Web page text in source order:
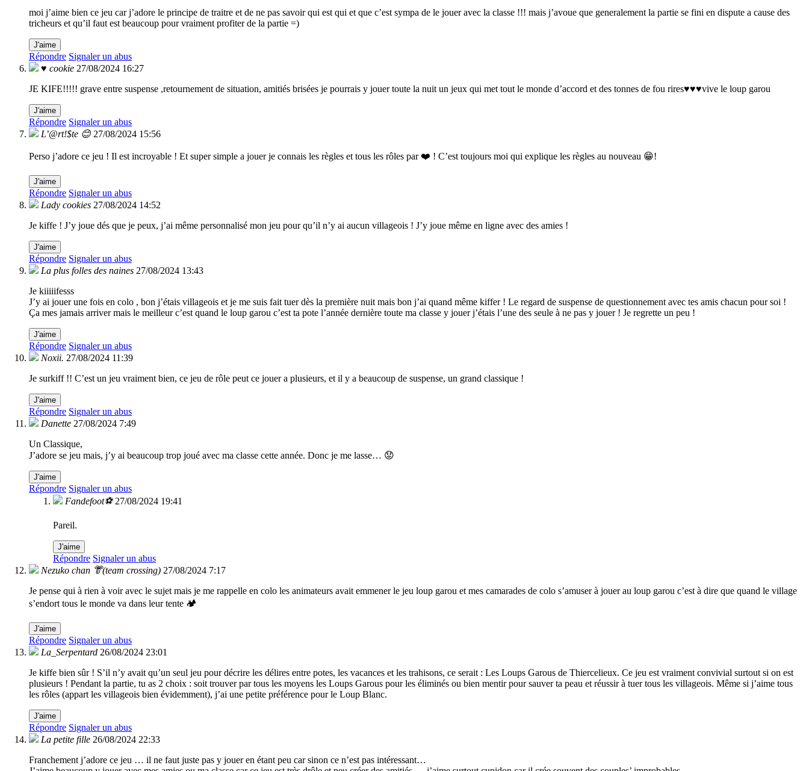
moi j’aime bien ce jeu car j’adore le principe de traitre et de ne pas savoir qui est qui et que c’est sympa de le jouer avec la classe !!! mais j’avoue que generalement la partie se fini en dispute a cause des
tricheurs et qu’il faut est beaucoup pour vraiment profiter de la partie =)
J'aime
Répondre Signaler un abus
♥️ cookie 27/08/2024 16:27
JE KIFE!!!!! grave entre suspense ,retournement de situation, amitiés brisées je pourrais y jouer toute la nuit un jeux qui met tout le monde d’accord et des tonnes de fou rires♥️♥️♥️vive le loup garou
J'aime
Répondre Signaler un abus
L’@rt!$te 😊 27/08/2024 15:56
Perso j’adore ce jeu ! Il est incroyable ! Et super simple a jouer je connais les règles et tous les rôles par ❤️ ! C’est toujours moi qui explique les règles au nouveau 😁!
J'aime
Répondre Signaler un abus
Lady cookies 27/08/2024 14:52
Je kiffe ! J’y joue dés que je peux, j’ai même personnalisé mon jeu pour qu’il n’y ai aucun villageois ! J’y joue même en ligne avec des amies !
J'aime
Répondre Signaler un abus
La plus folles des naines 27/08/2024 13:43
Je kiiiiifesss
J’y ai jouer une fois en colo , bon j’étais villageois et je me suis fait tuer dès la première nuit mais bon j’ai quand même kiffer ! Le regard de suspense de questionnement avec tes amis chacun pour soi !
Ça mes jamais arriver mais le meilleur c’est quand le loup garou c’est ta pote l’année dernière toute ma classe y jouer j’étais l’une des seule à ne pas y jouer ! Je regrette un peu !
J'aime
Répondre Signaler un abus
Noxii. 27/08/2024 11:39
Je surkiff !! C’est un jeu vraiment bien, ce jeu de rôle peut ce jouer a plusieurs, et il y a beaucoup de suspense, un grand classique !
J'aime
Répondre Signaler un abus
Danette 27/08/2024 7:49
Un Classique,
J’adore se jeu mais, j’y ai beaucoup trop joué avec ma classe cette année. Donc je me lasse… 😟
J'aime
Répondre Signaler un abus
Fandefoot⚽️ 27/08/2024 19:41
Pareil.
J'aime
Répondre Signaler un abus
Nezuko chan 👘(team crossing) 27/08/2024 7:17
Je pense qui à rien à voir avec le sujet mais je me rappelle en colo les animateurs avait emmener le jeu loup garou et mes camarades de colo s’amuser à jouer au loup garou c’est à dire que quand le village
s’endort tous le monde va dans leur tente 🏕
J'aime
Répondre Signaler un abus
La_Serpentard 26/08/2024 23:01
Je kiffe bien sûr ! S’il n’y avait qu’un seul jeu pour décrire les délires entre potes, les vacances et les trahisons, ce serait : Les Loups Garous de Thiercelieux. Ce jeu est vraiment convivial surtout si on est
plusieurs ! Pendant la partie, tu as 2 choix : soit trouver par tous les moyens les Loups Garous pour les éliminés ou bien mentir pour sauver ta peau et réussir à tuer tous les villageois. Même si j’aime tous
les rôles (appart les villageois bien évidemment), j’ai une petite préférence pour le Loup Blanc.
J'aime
Répondre Signaler un abus
La petite fille 26/08/2024 22:33
Franchement j’adore ce jeu … il ne faut juste pas y jouer en étant peu car sinon ce n’est pas intéressant…